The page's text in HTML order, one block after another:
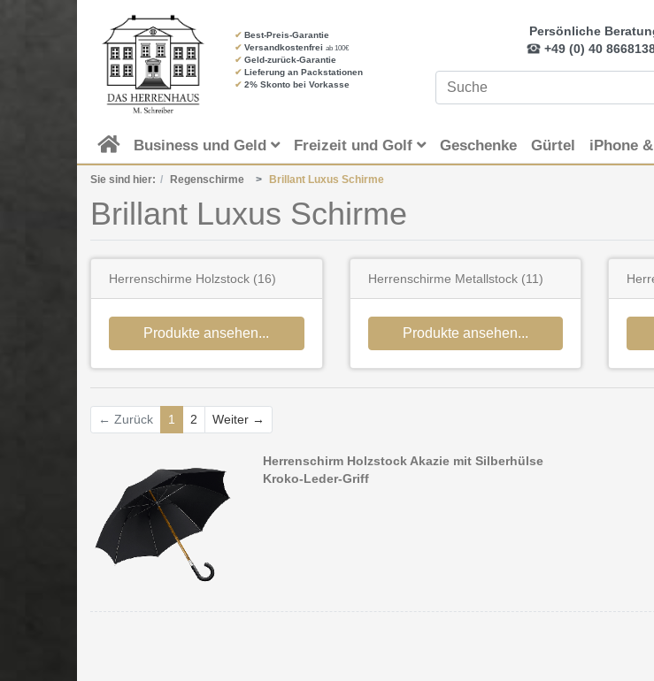
✔ Best-Preis-Garantie
✔ Versandkostenfrei ab 100€
✔ Geld-zurück-Garantie
✔ Lieferung an Packstationen
✔ 2% Skonto bei Vorkasse
Persönliche
+49 (0) 40
Business und Geld Freizeit und Golf Geschenke Gürtel iPhone
Sie sind hier: Regenschirme Brillant Luxus Schirme
Brillant Luxus Schirme
Herrenschirme Holzstock (16)
Produkte ansehen...
Herrenschirme Metallstock(11)
Produkte ansehen...
← Zurück 1 2 Weiter →
Herrenschirm Holzstock Akazie mit Silberhülse
Kroko-Leder-Griff